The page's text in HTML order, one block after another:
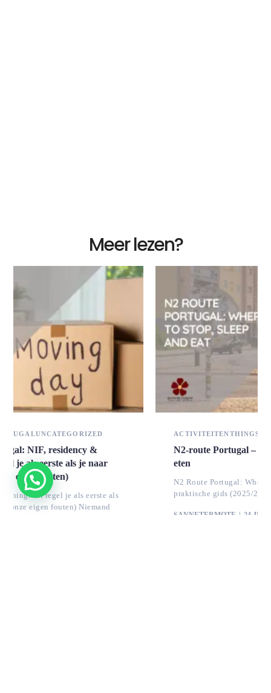
Meer lezen?
ACTIVITEITENTHINGS TO DO
N2-route Portugal – waar te stoppen, slapen en
eten
N2 Route Portugal: Where to Stop, Sleep and Eat Een
praktische gids (2025/2026) vol lokale tips! De N2 — of